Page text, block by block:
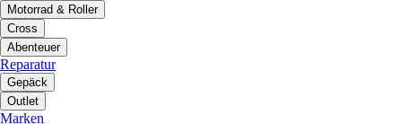
Motorrad & Roller
Cross
Abenteuer
Reparatur
Gepäck
Outlet
Marken